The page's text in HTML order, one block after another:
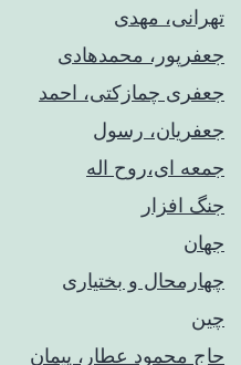
تهرانی، مهدی
جعفرپور، محمدهادی
جعفری چمازکتی، احمد
جعفریان، رسول
جمعه ای،روح اله
جنگ افزار
جهان
چهارمحال و بختیاری
چین
حاج محمود عطار، پیمان